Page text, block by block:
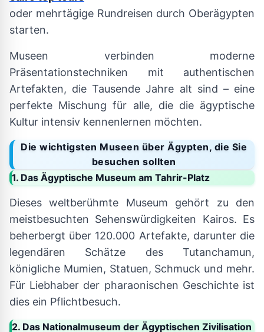
oder mehrtägige Rundreisen durch Oberägypten
starten.
Museen verbinden moderne
Präsentationstechniken mit authentischen
Artefakten, die Tausende Jahre alt sind – eine
perfekte Mischung für alle, die die ägyptische
Kultur intensiv kennenlernen möchten.
Die wichtigsten Museen über Ägypten, die Sie
besuchen sollten
1. Das Ägyptische Museum am Tahrir-Platz
Dieses weltberühmte Museum gehört zu den
meistbesuchten Sehenswürdigkeiten Kairos. Es
beherbergt über 120.000 Artefakte, darunter die
legendären Schätze des Tutanchamun,
königliche Mumien, Statuen, Schmuck und mehr.
Für Liebhaber der pharaonischen Geschichte ist
dies ein Pflichtbesuch.
2. Das Nationalmuseum der Ägyptischen Zivilisation